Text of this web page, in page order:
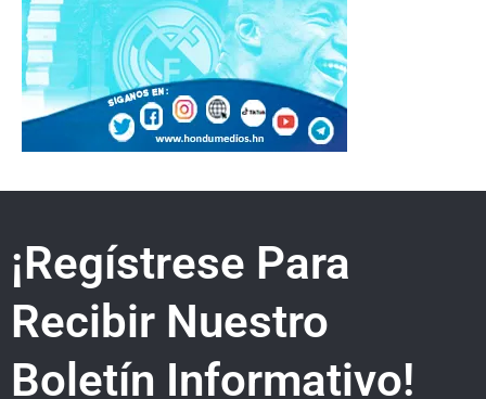
¡Regístrese Para
Recibir Nuestro
Boletín Informativo!